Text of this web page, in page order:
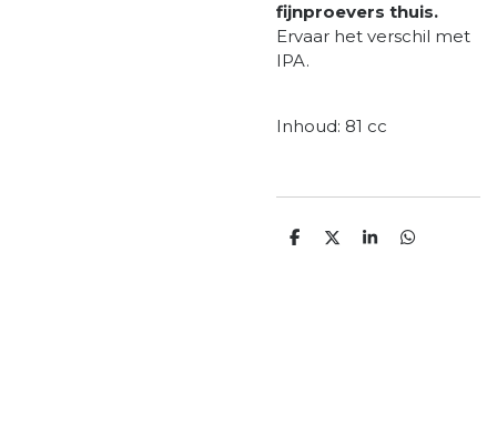
fijnproevers thuis.
Ervaar het verschil met
IPA.
Inhoud: 81 cc
D
D
S
D